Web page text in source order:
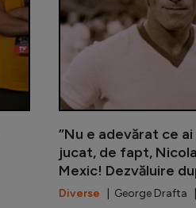
”Nu e adevărat ce
jucat, de fapt,
Mexic! Dezvăluire
Diverse | George Drafta